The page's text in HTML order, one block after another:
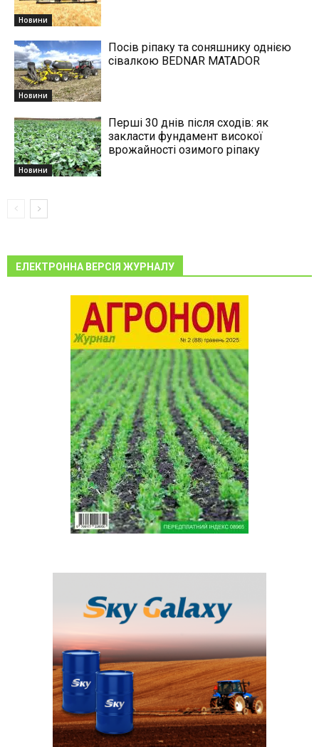
Новини
Новини
Посів ріпаку та соняшнику однією
сівалкою BEDNAR MATADOR
Новини
Перші 30 днів після сходів: як
закласти фундамент високої
врожайності озимого ріпаку
ЕЛЕКТРОННА ВЕРСІЯ ЖУРНАЛУ